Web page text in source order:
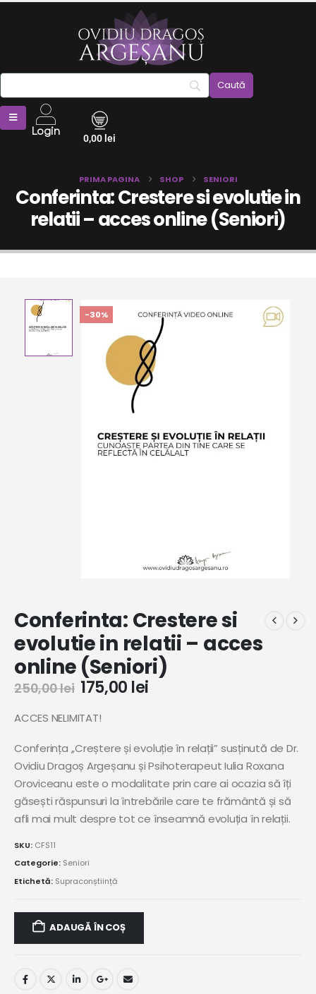
Login 0,00 lei
PRIMA PAGINA SHOP SENIORI
Conferinta: Crestere si evolutie in
relatii – acces online (Seniori)
-30%
Conferinta: Crestere si
evolutie in relatii – acces
online (Seniori)
250,00lei 175,00 lei
ACCES NELIMITAT!
Conferința ,,Creștere și evoluție în relații” susținută de Dr.
Ovidiu Dragoș Argeșanu și Psihoterapeut Iulia Roxana
Oroviceanu este o modalitate prin careai ocazia să îți
găsești răspunsuri la întrebările care te frământă și să
afli mai mult despre tot ce înseamnă evoluția în relații.
SKU: CFS11
Categorie: Seniori
Etichetă: Supraconștiință
ADAUGĂ ÎN COȘ